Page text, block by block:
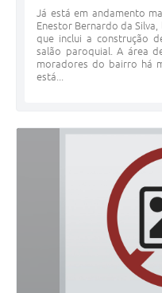
Já está em andamento
Enestor Bernardo da
que inclui a construção
salão paroquial. A área
moradores do bairro há
está...